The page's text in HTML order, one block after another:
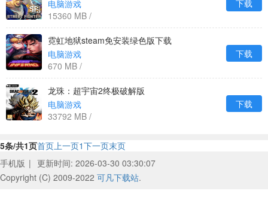
电脑游戏
15360 MB /
下载
霓虹地狱steam免安装绿色版下载
电脑游戏
670 MB /
下载
龙珠：超宇宙2终极破解版
电脑游戏
33792 MB /
下载
5条/共1页首页上一页1下一页末页
手机版 | 更新时间: 2026-03-30 03:30:07
Copyright (C) 2009-2022 可凡下载站.